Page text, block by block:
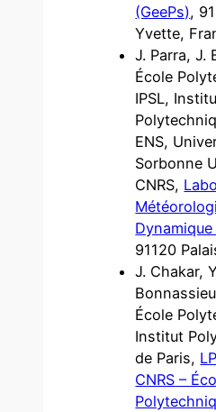
(GeePs),
Yvette,
J. Parra, J.
École
IPSL,
ENS,
Sorbonne
CNRS,
91120
J. Chakar,
École
Institut
de Paris,
CNRS –